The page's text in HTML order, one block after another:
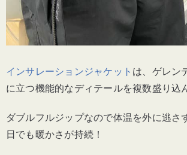
インサレーションジャケット は、 ゲレン
に立つ機能的なディテールを複数盛り込
ダブルフルジップなので体温を外に逃さ
日でも暖かさが持続！